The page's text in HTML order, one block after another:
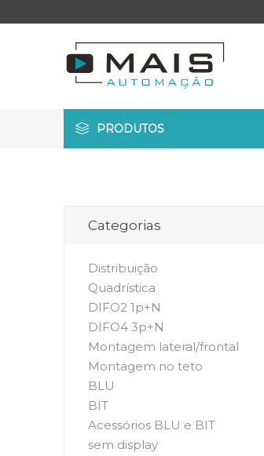
PRODUTOS
Categorias
Distribuição
Quadrística
DIFO2 1p+N
DIFO4 3p+N
Montagem lateral/frontal
Montagem no teto
BLU
BIT
Acessórios BLU e BIT
sem display